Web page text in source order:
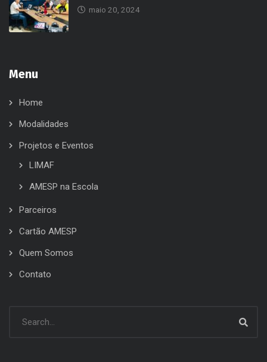
maio 20, 2024
Menu
Home
Modalidades
Projetos e Eventos
LIMAF
AMESP na Escola
Parceiros
Cartão AMESP
Quem Somos
Contato